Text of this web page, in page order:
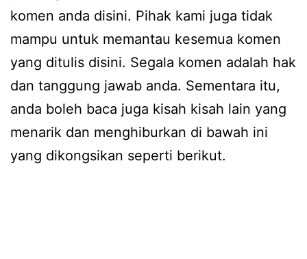
komen anda disini. Pihak kami juga tidak
mampu untuk memantau kesemua komen
yang ditulis disini. Segala komen adalah hak
dan tanggung jawab anda. Sementara itu,
anda boleh baca juga kisah kisah lain yang
menarik dan menghiburkan di bawah ini
yang dikongsikan seperti berikut.